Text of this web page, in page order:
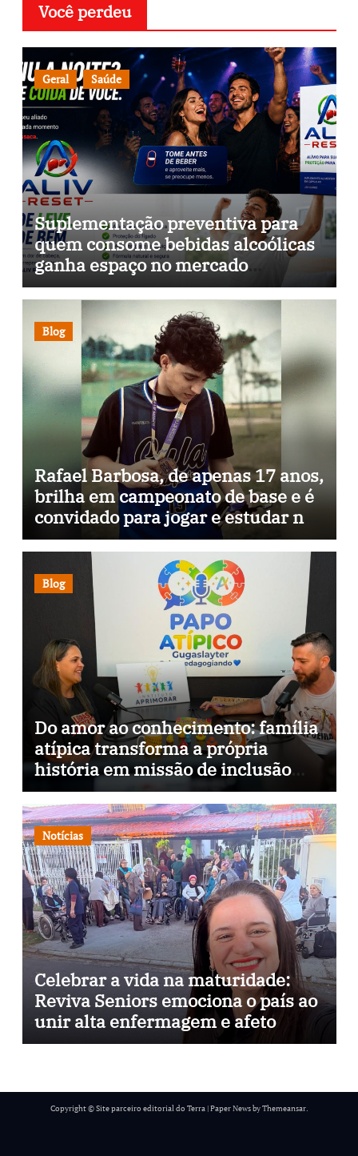
Você perdeu
Geral Saúde
Suplementação preventiva para
quem consome bebidas alcoólicas
ganha espaço no mercado
brasileiro
Blog
Rafael Barbosa, de apenas 17 anos,
brilha em campeonato de base e é
convidado para jogar e estudar na
Itália
Blog
Do amor ao conhecimento: família
atípica transforma a própria
história em missão de inclusão
através da psicopedagogia, podcast
e arte nas ruas
Notícias
Celebrar a vida na maturidade:
Reviva Seniors emociona o país ao
unir alta enfermagem e afeto
Copyright © Site parceiro editorial do Terra |Paper NewsbyThemeansar.